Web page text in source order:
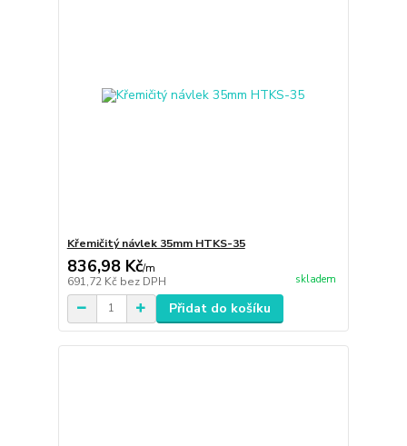
Křemičitý návlek 35mm HTKS-35
836,98 Kč/m
691,72 Kč bez DPH skladem
Přidat do košíku